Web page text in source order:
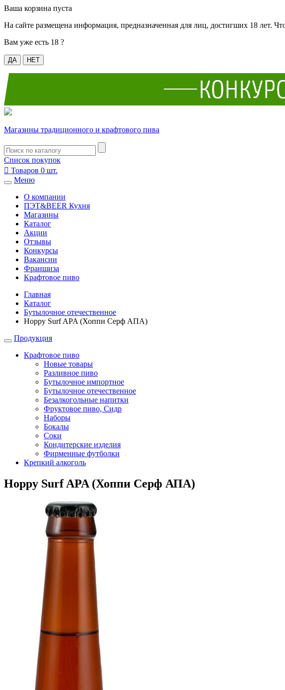
Ваша корзина пуста
На сайте размещена информация, предназначенная для лиц, достигших 18 лет.
Вам уже есть 18 ?
ДА НЕТ
Магазины традиционного и крафтового пива
Список покупок
 Товаров 0 шт.
Меню
О компании
ПЭТ&BEER Кухня
Магазины
Каталог
Акции
Отзывы
Конкурсы
Вакансии
Франшиза
Крафтовое пиво
Главная
Каталог
Бутылочное отечественное
Hoppy Surf APA (Хоппи Серф АПА)
Продукция
Крафтовое пиво
Новые товары
Разливное пиво
Бутылочное импортное
Бутылочное отечественное
Безалкогольные напитки
Фруктовое пиво, Сидр
Наборы
Бокалы
Соки
Кондитерские изделия
Фирменные футболки
Крепкий алкоголь
Hoppy Surf APA (Хоппи Серф АПА)